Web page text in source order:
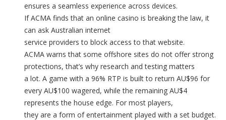
ensures a seamless experience across devices.
If ACMA finds that an online casino is breaking the law, it
can ask Australian internet
service providers to block access to that website.
ACMA warns that some offshore sites do not offer strong
protections, that’s why research and testing matters
a lot. A game with a 96% RTP is built to return AU$96 for
every AU$100 wagered, while the remaining AU$4
represents the house edge. For most players,
they are a form of entertainment played with a set budget.